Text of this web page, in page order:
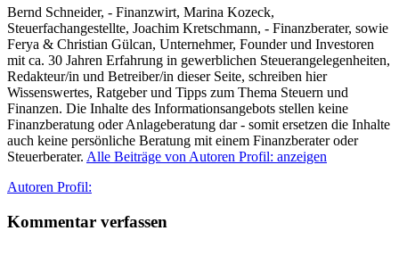
Bernd Schneider, - Finanzwirt, Marina Kozeck,
Steuerfachangestellte, Joachim Kretschmann, - Finanzberater, sowie
Ferya & Christian Gülcan, Unternehmer, Founder und Investoren
mit ca. 30 Jahren Erfahrung in gewerblichen Steuerangelegenheiten,
Redakteur/in und Betreiber/in dieser Seite, schreiben hier
Wissenswertes, Ratgeber und Tipps zum Thema Steuern und
Finanzen. Die Inhalte des Informationsangebots stellen keine
Finanzberatung oder Anlageberatung dar - somit ersetzen die Inhalte
auch keine persönliche Beratung mit einem Finanzberater oder
Steuerberater. Alle Beiträge von Autoren Profil: anzeigen
Autor
Autoren Profil:
Kommentar verfassen